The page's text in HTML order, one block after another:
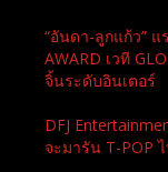
“อันดา-ลูกแก้ว” แ
AWARD เวที
จิ้นระดับอินเตอร์
DFJ
จะมารัน T-POP